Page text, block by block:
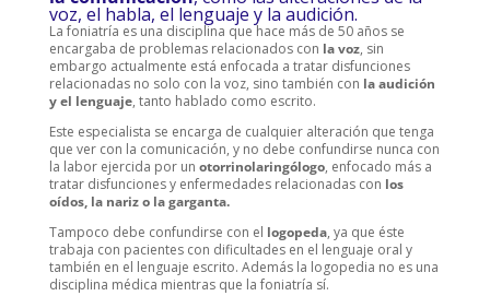
voz, el habla, el lenguaje y la audición.
La foniatría es una disciplina que hace más de 50 años se
encargaba de problemas relacionados con la voz, sin
embargo actualmente está enfocada a tratar disfunciones
relacionadas no solo con la voz, sino también con la audición
y el lenguaje, tanto hablado como escrito.
Este especialista se encarga de cualquier alteración que tenga
que ver con la comunicación, y no debe confundirse nunca con
la labor ejercida por un otorrinolaringólogo, enfocado más a
tratar disfunciones y enfermedades relacionadas con los
oídos, la nariz o la garganta.
Tampoco debe confundirse con el logopeda, ya que éste
trabaja con pacientes con dificultades en el lenguaje oral y
también en el lenguaje escrito. Además la logopedia no es una
disciplina médica mientras que la foniatría sí.